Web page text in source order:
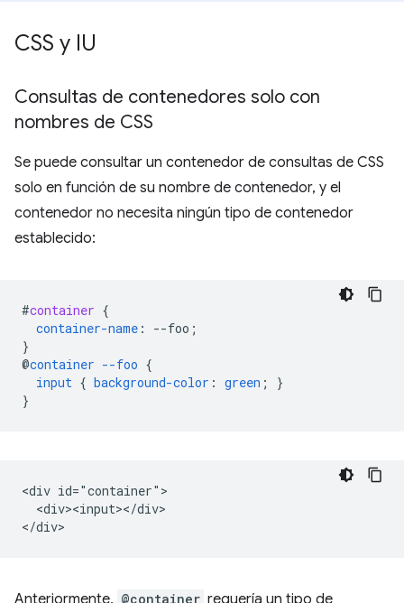
CSS y IU
Consultas de contenedores solo con
nombres de CSS
Se puede consultar un contenedor de consultas de CSS
solo en función de su nombre de contenedor, y el
contenedor no necesita ningún tipo de contenedor
establecido:
#container {
container-name : --foo ;
}
@container --foo {
input { background-color : green ;
}
}
<div id="container">
  <div><input></div>
Anteriormente, @container requería un tipo de